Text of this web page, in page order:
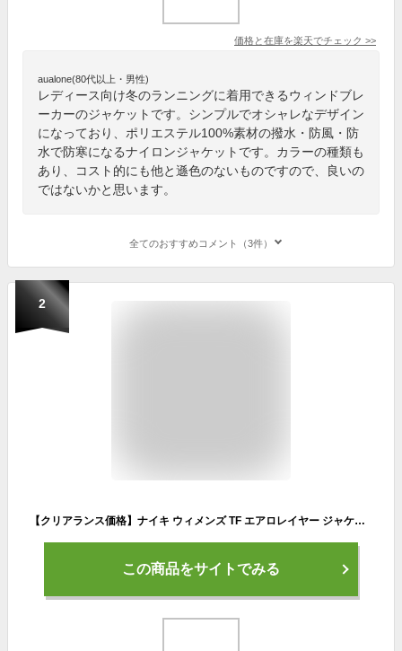
価格と在庫を楽天でチェック >>
aualone(80代以上・男性)
レディース向け冬のランニングに着用できるウィンドブレ
ーカーのジャケットです。シンプルでオシャレなデザイン
になっており、ポリエステル100%素材の撥水・防風・防
水で防寒になるナイロンジャケットです。カラーの種類も
あり、コスト的にも他と遜色のないものですので、良いの
ではないかと思います。
全てのおすすめコメント（3件）
2
【クリアランス価格】ナイキ ウィメンズ TF エアロレイヤー ジャケット NIKE ランニング ウェア トップス ジャケット Therma-FIT Womens HO23 dd6062-010 レディース アウター 防寒 春ジャケット 黒
この商品をサイトでみる